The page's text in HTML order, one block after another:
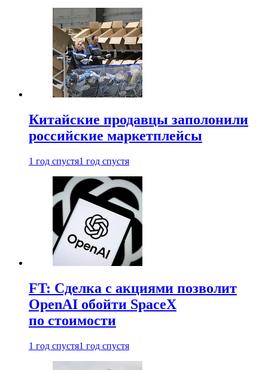
Китайские продавцы заполонили
российские маркетплейсы
1 год спустя1 год спустя
FT: Сделка с акциями позволит
OpenAI обойти SpaceX
по стоимости
1 год спустя1 год спустя